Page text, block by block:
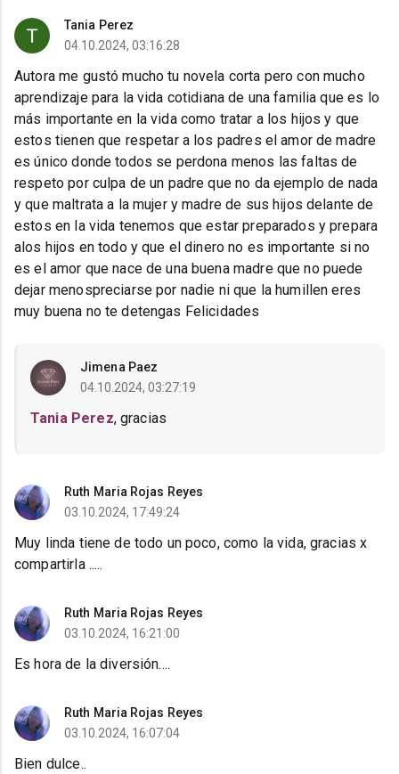
Tania Perez
04.10.2024, 03:16:28
Autora me gustó mucho tu novela corta pero con mucho
aprendizaje para la vida cotidiana de una familia que es lo
más importante en la vida como tratar a los hijos y que
estos tienen que respetar a los padres el amor de madre
es único donde todos se perdona menos las faltas de
respeto por culpa de un padre que no da ejemplo de nada
y que maltrata a la mujer y madre de sus hijos delante de
estos en la vida tenemos que estar preparados y prepara
alos hijos en todo y que el dinero no es importante si no
es el amor que nace de una buena madre que no puede
dejar menospreciarse por nadie ni que la humillen eres
muy buena no te detengas Felicidades
Jimena Paez
04.10.2024, 03:27:19
Tania Perez, gracias
Ruth Maria Rojas Reyes
03.10.2024, 17:49:24
Muy linda tiene de todo un poco, como la vida, gracias x
compartirla .....
Ruth Maria Rojas Reyes
03.10.2024, 16:21:00
Es hora de la diversión....
Ruth Maria Rojas Reyes
03.10.2024, 16:07:04
Bien dulce..